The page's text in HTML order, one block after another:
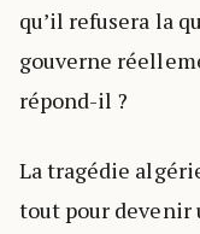
qu’il refusera la
gouverne
répond-il ?
La tragédie
tout pour devenir